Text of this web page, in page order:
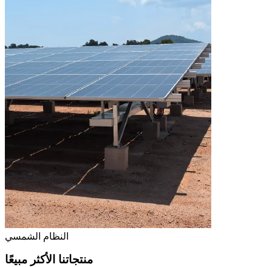
النظام الشمسي
منتجاتنا الأكثر مبيعًا